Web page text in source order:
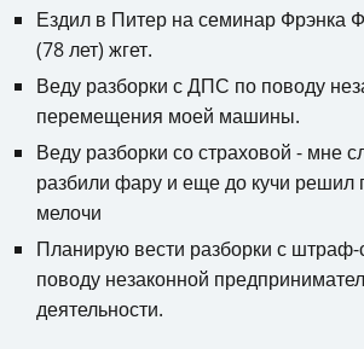
Ездил в Питер на семинар Фрэнка
(78 лет) жгет.
Веду разборки с ДПС по поводу
перемещения моей машины.
Веду разборки со страховой - мне
разбили фару и еще до кучи решил
мелочи
Планирую вести разборки с штраф-
поводу незаконной
деятельности.